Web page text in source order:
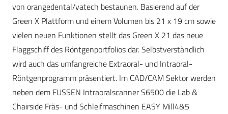
von orangedental/vatech bestaunen. Basierend auf der
Green X Plattform und einem Volumen bis 21 x 19 cm sowie
vielen neuen Funktionen stellt das Green X 21 das neue
Flaggschiff des Röntgenportfolios dar. Selbstverständlich
wird auch das umfangreiche Extraoral- und Intraoral-
Röntgenprogramm präsentiert. Im CAD/CAM Sektor werden
neben dem FUSSEN Intraoralscanner S6500 die Lab &
Chairside Fräs- und Schleifmaschinen EASY Mill4&5